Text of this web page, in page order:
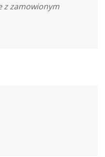
z zamowionym